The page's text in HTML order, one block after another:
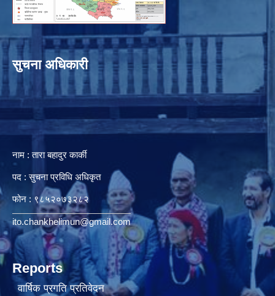
सुचना अधिकारी
नाम : तारा बहादुर कार्की
पद : सुचना प्रविधि अधिकृत
फोन : ९८५२०७३२८२
ito.chankhelimun@gmail.com
Reports
वार्षिक प्रगति प्रतिवेदन